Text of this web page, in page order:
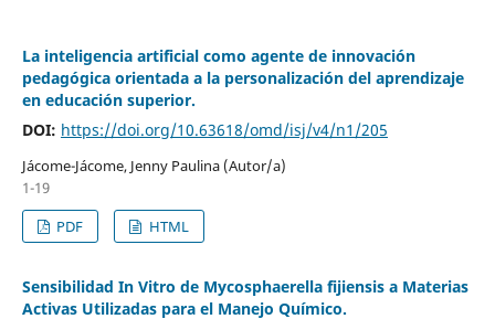
La inteligencia artificial como agente de innovación
pedagógica orientada a la personalización del aprendizaje
en educación superior.
DOI: https://doi.org/10.63618/omd/isj/v4/n1/205
Jácome-Jácome, Jenny Paulina (Autor/a)
1-19
PDF
HTML
Sensibilidad In Vitro de Mycosphaerella fijiensis a Materias
Activas Utilizadas para el Manejo Químico.